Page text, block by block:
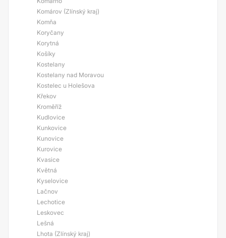
Komárov (Zlínský kraj)
Komňa
Koryčany
Korytná
Košíky
Kostelany
Kostelany nad Moravou
Kostelec u Holešova
Křekov
Kroměříž
Kudlovice
Kunkovice
Kunovice
Kurovice
Kvasice
Květná
Kyselovice
Lačnov
Lechotice
Leskovec
Lešná
Lhota (Zlínský kraj)